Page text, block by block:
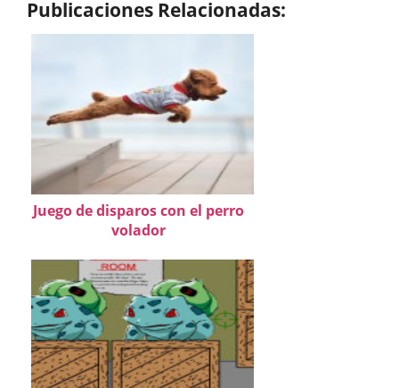
Publicaciones Relacionadas:
Juego de disparos con el perro
volador